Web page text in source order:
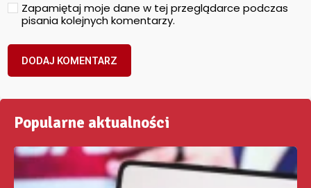
Zapamiętaj moje dane w tej przeglądarce podczas
pisania kolejnych komentarzy.
Popularne aktualności